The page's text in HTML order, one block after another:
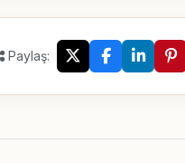
Paylaş: